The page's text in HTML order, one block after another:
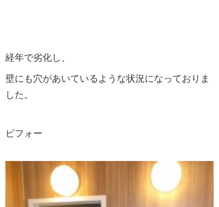
経年で劣化し、
壁にも穴があいているような状況になっておりま
した。
ビフォー